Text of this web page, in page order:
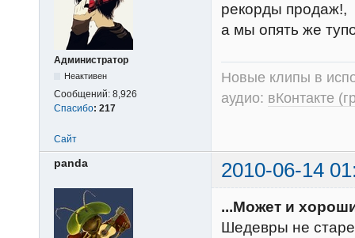
Администратор
Неактивен
Сообщений: 8,926
Спасибо: 217
рекорды продаж!,
а мы опять же
Новые клипы в
аудио: вКонтакте
Сайт
panda 2010-06-14
...Может и
Шедевры не